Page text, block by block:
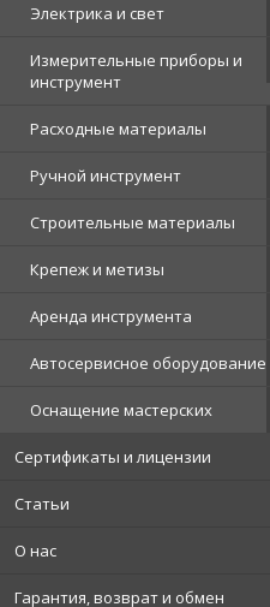
Электрика и свет
Измерительные приборы и
инструмент
Расходные материалы
Ручной инструмент
Строительные материалы
Крепеж и метизы
Аренда инструмента
Автосервисное оборудование
Оснащение мастерских
Сертификаты и лицензии
Статьи
О нас
Гарантия, возврат и обмен